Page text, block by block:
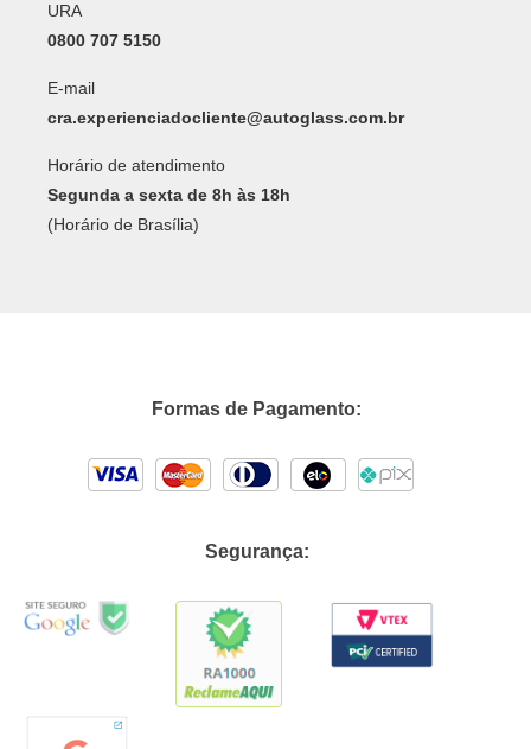
URA
0800 707 5150
E-mail
cra.experienciadocliente@autoglass.com.br
Horário de atendimento
Segunda a sexta de 8h às 18h
(Horário de Brasília)
Formas de Pagamento:
Segurança: